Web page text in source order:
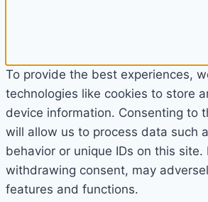
To provide the best experiences,
technologies like cookies to store
device information. Consenting to
will allow us to process data such
behavior or unique IDs on this
withdrawing consent, may
features and functions.